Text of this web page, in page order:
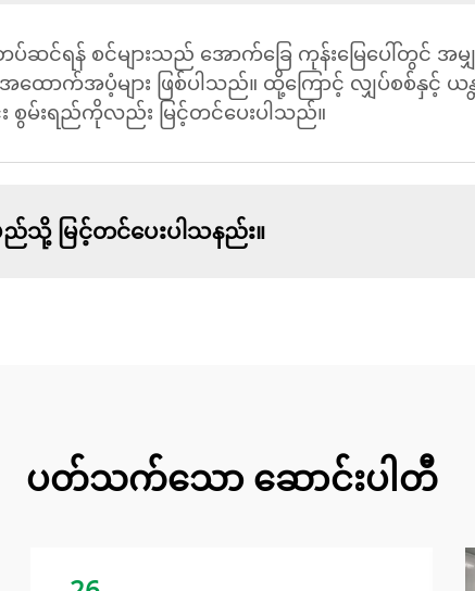
တပ်ဆင်ရန် စင်များသည် အောက်ခြေ ကုန်းမြေပေါ်တွင် အ
ထောက်အပံ့များ ဖြစ်ပါသည်။ ထို့ကြောင့် လျှပ်စစ်နှင့် ယ
စွမ်းရည်ကိုလည်း မြင့်တင်ပေးပါသည်။
မြင့်တင်ပေးပါသနည်း။
ပတ်သက်သော ဆောင်းပါတီ